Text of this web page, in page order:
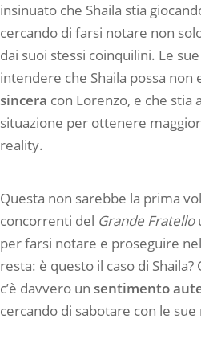
insinuato che Shaila stia
cercando di farsi notare non
dai suoi stessi coinquilini. Le
intendere che Shaila possa
sincera con Lorenzo, e che stia
situazione per ottenere
reality.
Questa non sarebbe la prima
concorrenti del Grande Fratello
per farsi notare e proseguire
resta: è questo il caso di
c’è davvero un sentimento
cercando di sabotare con le sue